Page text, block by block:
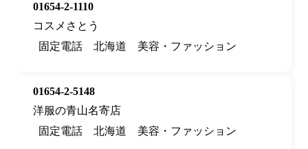
01654-2-1110
コスメさとう
固定電話
北海道 美容・ファッション
01654-2-5148
洋服の青山名寄店
固定電話
北海道 美容・ファッション